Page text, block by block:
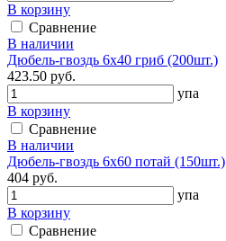
В корзину
Сравнение
В наличии
Дюбель-гвоздь 6х40 гриб (200шт.)
423.50 руб.
упа
В корзину
Сравнение
В наличии
Дюбель-гвоздь 6х60 потай (150шт.)
404 руб.
упа
В корзину
Сравнение